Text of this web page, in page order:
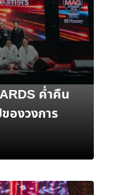
ค่ำคืน
องวงการ